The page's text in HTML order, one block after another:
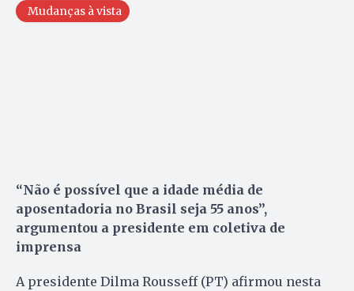
Mudanças à vista
“Não é possível que a idade média de
aposentadoria no Brasil seja 55 anos”,
argumentou a presidente em coletiva de
imprensa
A presidente Dilma Rousseff (PT) afirmou nesta